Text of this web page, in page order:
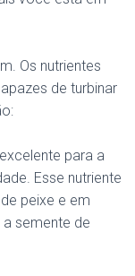
Os nutrientes
de turbinar
para a
Esse nutriente
peixe e em
semente de